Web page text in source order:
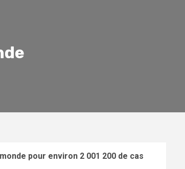
pour environ 2 001 200 de cas